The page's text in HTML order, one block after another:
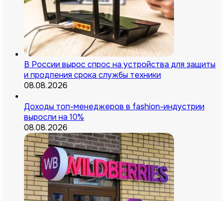
В России вырос спрос на устройства для защиты
и продления срока службы техники
08.08.2026
Доходы топ-менеджеров в fashion-индустрии
выросли на 10%
08.08.2026